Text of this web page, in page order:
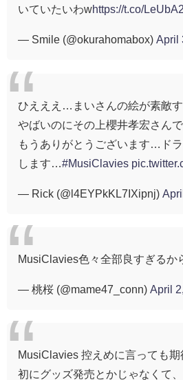
いていたいわwhttps://t.co/
— Smile (@okurahomabox) April
ひえええ…まいさんの絵が素敵
やばいのにその上櫻井孝宏さん
もうありがとうございます…ド
します… #MusiClavies
— Rick (@l4EYPkKL7IXipnj)
MusiClavies色々全部良すぎるか
— 桃桜 (@mame47_conn) April
MusiClavies 控えめに言っても
初にグッズ発売とかじゃなくて